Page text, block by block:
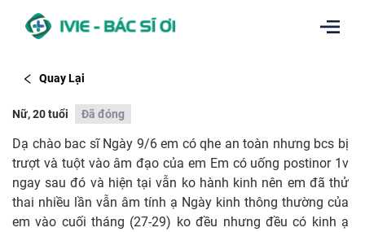
Quay Lại
Nữ, 20 tuổi Đã đóng
Dạ chào bac sĩ Ngày 9/6 em có qhe an toàn nhưng bcs bị
trượt và tuột vào âm đạo của em Em có uống postinor 1v
ngay sau đó và hiện tại vẫn ko hành kinh nên em đã thử
thai nhiều lần vẫn âm tính ạ Ngày kinh thông thường của
em vào cuối tháng (27-29) ko đều nhưng đều có kinh ạ